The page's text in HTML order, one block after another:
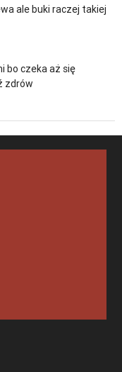
ale buki raczej takiej
bo czeka aż się
zdrów